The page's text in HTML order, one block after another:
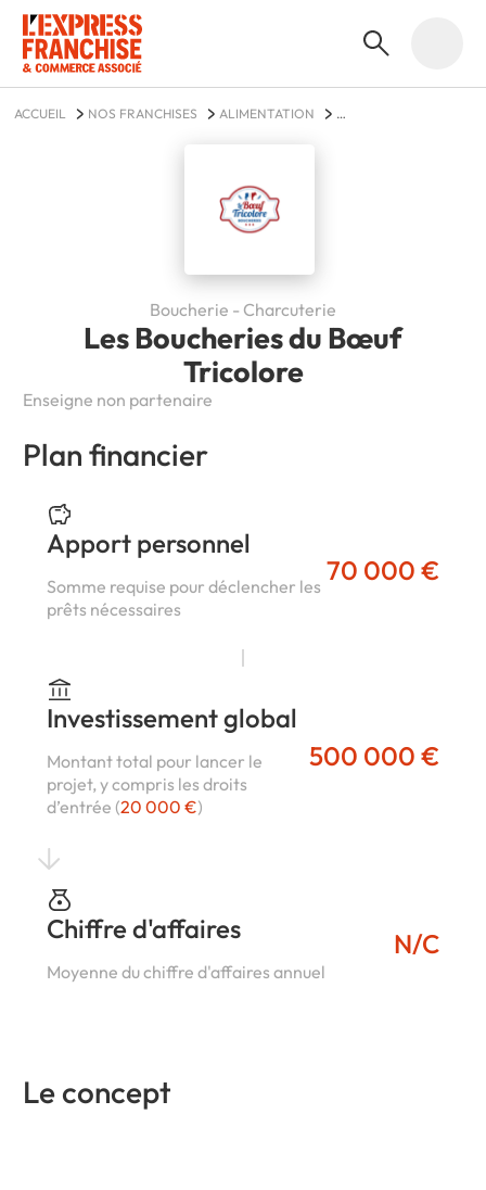
ACCUEIL NOS FRANCHISES
ALIMENTATION
Les Boucheries du Bœuf
Tricolore
Enseigne non partenaire
Boucherie - Charcuterie
Plan financier
Apport personnel
Somme requise pour déclencher les
prêts nécessaires
70 000 €
Investissement global
Montant total pour lancer le
projet, y compris les droits
d’entrée (20 000 €)
500 000 €
Chiffre d'affaires
Moyenne du chiffre d'affaires annuel
N/C
Le concept